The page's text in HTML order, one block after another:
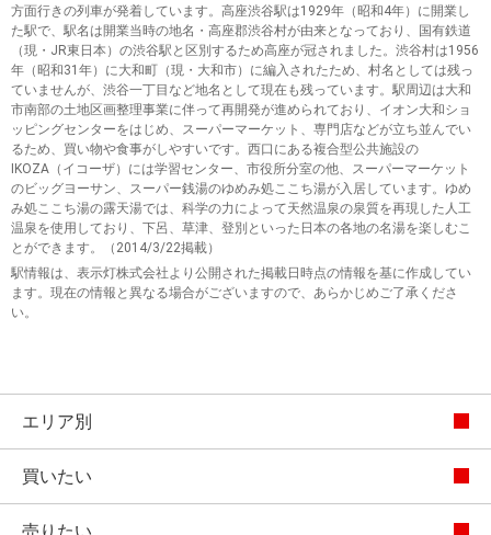
方面行きの列車が発着しています。高座渋谷駅は1929年（昭和4年）に開業し
た駅で、駅名は開業当時の地名・高座郡渋谷村が由来となっており、国有鉄道
（現・JR東日本）の渋谷駅と区別するため高座が冠されました。渋谷村は1956
年（昭和31年）に大和町（現・大和市）に編入されたため、村名としては残っ
ていませんが、渋谷一丁目など地名として現在も残っています。駅周辺は大和
市南部の土地区画整理事業に伴って再開発が進められており、イオン大和ショ
ッピングセンターをはじめ、スーパーマーケット、専門店などが立ち並んでい
るため、買い物や食事がしやすいです。西口にある複合型公共施設の
IKOZA（イコーザ）には学習センター、市役所分室の他、スーパーマーケット
のビッグヨーサン、スーパー銭湯のゆめみ処ここち湯が入居しています。ゆめ
み処ここち湯の露天湯では、科学の力によって天然温泉の泉質を再現した人工
温泉を使用しており、下呂、草津、登別といった日本の各地の名湯を楽しむこ
とができます。（2014/3/22掲載）
駅情報は、表示灯株式会社より公開された掲載日時点の情報を基に作成してい
ます。現在の情報と異なる場合がございますので、あらかじめご了承くださ
い。
エリア別
買いたい
売りたい